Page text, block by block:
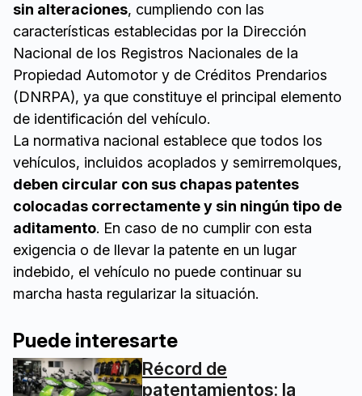
sin alteraciones, cumpliendo con las
características establecidas por la Dirección
Nacional de los Registros Nacionales de la
Propiedad Automotor y de Créditos Prendarios
(DNRPA), ya que constituye el principal elemento
de identificación del vehículo.
La normativa nacional establece que todos los
vehículos, incluidos acoplados y semirremolques,
deben circular con sus chapas patentes
colocadas correctamente y sin ningún tipo de
aditamento. En caso de no cumplir con esta
exigencia o de llevar la patente en un lugar
indebido, el vehículo no puede continuar su
marcha hasta regularizar la situación.
Puede interesarte
Récord de
patentamientos: la